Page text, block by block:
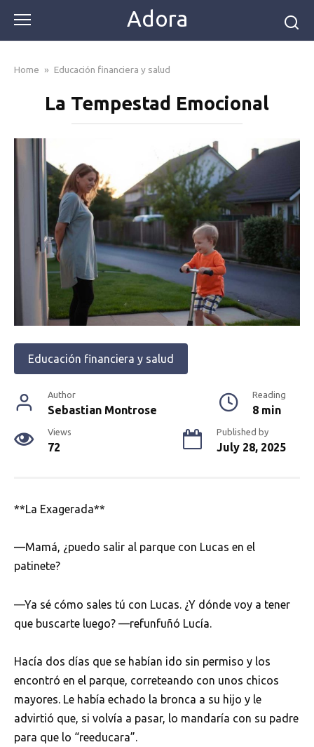
content
Adora
Home » Educación financiera y salud
La Tempestad Emocional
Educación financiera y salud
Author
Sebastian Montrose
Reading
8 min
Views
72
Published by
July 28, 2025
**La Exagerada**
—Mamá, ¿puedo salir al parque con Lucas en el
patinete?
—Ya sé cómo sales tú con Lucas. ¿Y dónde voy a tener
que buscarte luego? —refunfuñó Lucía.
Hacía dos días que se habían ido sin permiso y los
encontró en el parque, correteando con unos chicos
mayores. Le había echado la bronca a su hijo y le
advirtió que, si volvía a pasar, lo mandaría con su padre
para que lo “reeducara”.